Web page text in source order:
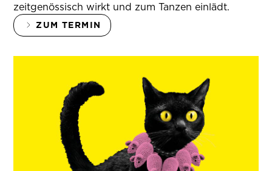
zeitgenössisch wirkt und zum Tanzen einlädt.
ZUM TERMIN